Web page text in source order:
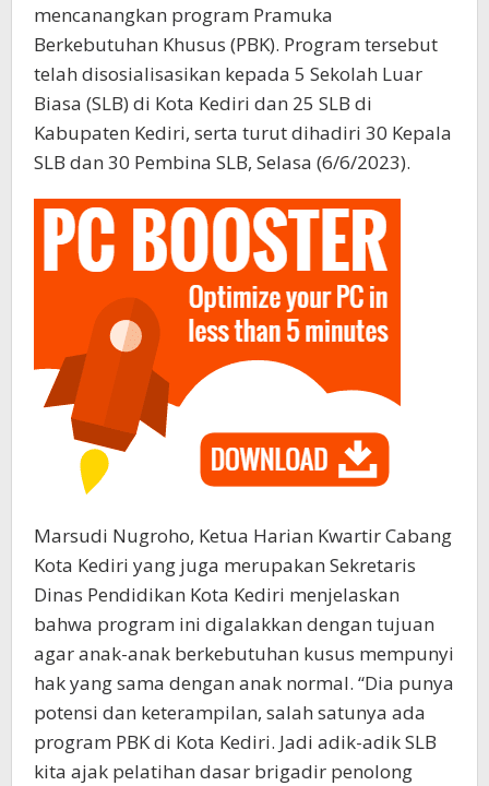
mencanangkan program Pramuka
Berkebutuhan Khusus (PBK). Program tersebut
telah disosialisasikan kepada 5 Sekolah Luar
Biasa (SLB) di Kota Kediri dan 25 SLB di
Kabupaten Kediri, serta turut dihadiri 30 Kepala
SLB dan 30 Pembina SLB, Selasa (6/6/2023).
Marsudi Nugroho, Ketua Harian Kwartir Cabang
Kota Kediri yang juga merupakan Sekretaris
Dinas Pendidikan Kota Kediri menjelaskan
bahwa program ini digalakkan dengan tujuan
agar anak-anak berkebutuhan kusus mempunyi
hak yang sama dengan anak normal. “Dia punya
potensi dan keterampilan, salah satunya ada
program PBK di Kota Kediri. Jadi adik-adik SLB
kita ajak pelatihan dasar brigadir penolong